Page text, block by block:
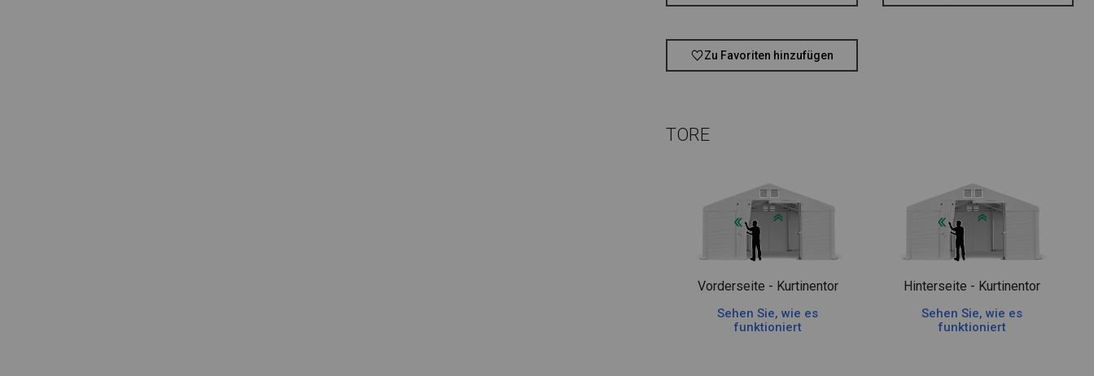
Zu Favoriten hinzufügen
TORE
Vorderseite - Kurtinentor
Sehen Sie, wie es
funktioniert
Hinterseite - Kurtinentor
Sehen Sie, wie es
funktioniert